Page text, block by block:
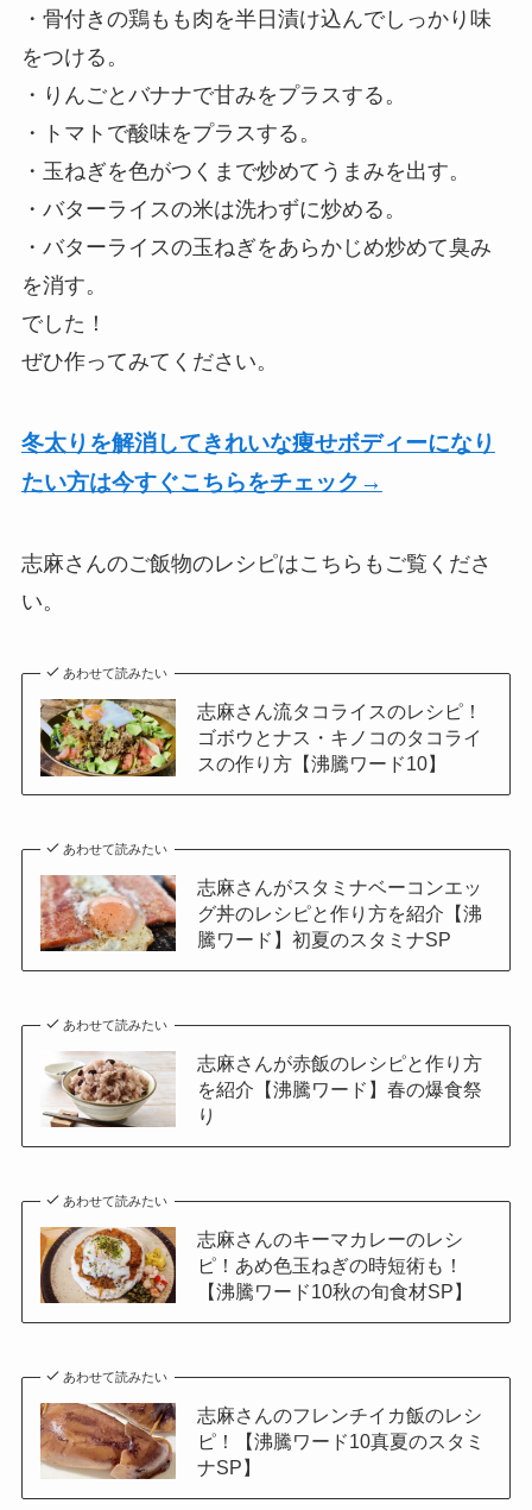
・骨付きの鶏もも肉を半日漬け込んでしっかり味
をつける。
・りんごとバナナで甘みをプラスする。
・トマトで酸味をプラスする。
・玉ねぎを色がつくまで炒めてうまみを出す。
・バターライスの米は洗わずに炒める。
・バターライスの玉ねぎをあらかじめ炒めて臭み
を消す。
でした！
ぜひ作ってみてください。
冬太りを解消してきれいな痩せボディーになり
たい方は今すぐこちらをチェック→
志麻さんのご飯物のレシピはこちらもご覧くださ
い。
あわせて読みたい
志麻さん流タコライスのレシピ！
ゴボウとナス・キノコのタコライ
スの作り方【沸騰ワード10】
あわせて読みたい
志麻さんがスタミナベーコンエッ
グ丼のレシピと作り方を紹介【沸
騰ワード】初夏のスタミナSP
あわせて読みたい
志麻さんが赤飯のレシピと作り方
を紹介【沸騰ワード】春の爆食祭
り
あわせて読みたい
志麻さんのキーマカレーのレシ
ピ！あめ色玉ねぎの時短術も！
【沸騰ワード10秋の旬食材SP】
あわせて読みたい
志麻さんのフレンチイカ飯のレシ
ピ！【沸騰ワード10真夏のスタミ
ナSP】